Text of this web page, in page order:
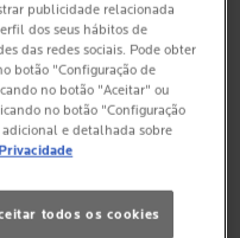
PÓS-
É QUE APARECE?
INFLAMATÓRIA
publicidade relacionada
dos seus hábitos de
das redes sociais. Pode obter
botão "Configuração de
no botão "Aceitar" ou
no botão "Configuração
e detalhada sobre
todos os cookies